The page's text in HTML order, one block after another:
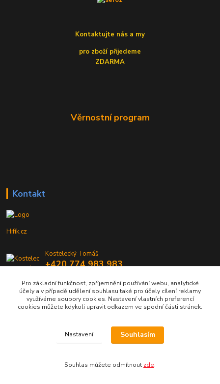
Kontaktujte nás a my
pro zboží přijedeme
ZDARMA
Věrnostní program
Kontakt
Hifík.cz
Kostelecký Tomáš
+420 774 983 983
info@hifik.cz
Copyright © Hifík.cz
Pro základní funkčnost, zpříjemnění používání webu, analytické
účely a v případě udělení souhlasu také pro účely cílení reklamy
využíváme soubory cookies. Nastavení vlastních preferencí
cookies můžete kdykoli upravit odkazem ve spodní části stránek.
Nastavení Souhlasím
Souhlas můžete odmítnout zde.